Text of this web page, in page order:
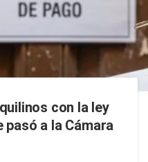
con la ley
a la Cámara